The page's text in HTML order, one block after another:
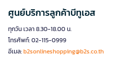
ศูนย์บริการลูกค้าบีทูเอส
ทุกวัน เวลา 8.30-18.00 น.
โทรศัพท์: 02-115-0999
อีเมล:b2sonlineshopping@b2s.co.th